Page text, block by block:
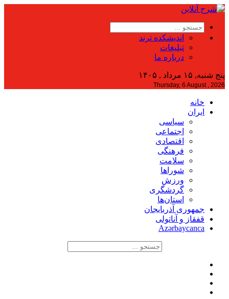
اندیشکده ترند
تبلیغات
درباره ما
پنج شنبه, ۱۵ مرداد , ۱۴۰۵
Thursday, 6 August , 2026
خانه
ایران
سیاسی
اجتماعی
اقتصادی
فرهنگی
سلامت
شوراها
ورزش
گردشگری
استان‌ها
جمهوری آذربایجان
قفقاز و آناتولی
Azərbaycanca